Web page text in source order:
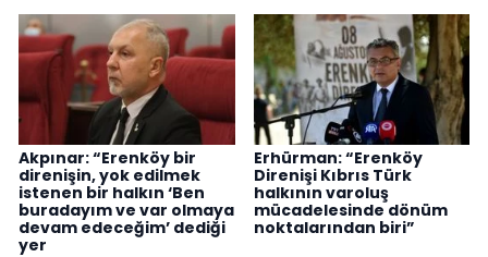
Akpınar: “Erenköy bir
direnişin, yok edilmek
istenen bir halkın ‘Ben
buradayım ve var olmaya
devam edeceğim’ dediği
yer
Erhürman: “Erenköy
Direnişi Kıbrıs Türk
halkının varoluş
mücadelesinde dönüm
noktalarından biri”